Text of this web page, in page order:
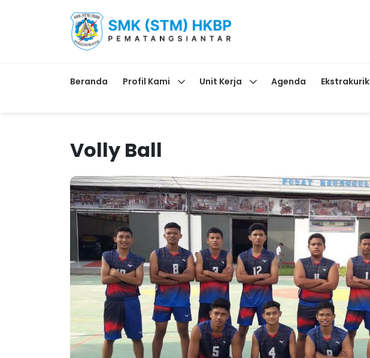
Beranda Profil Kami Unit Kerja Agenda
Volly Ball